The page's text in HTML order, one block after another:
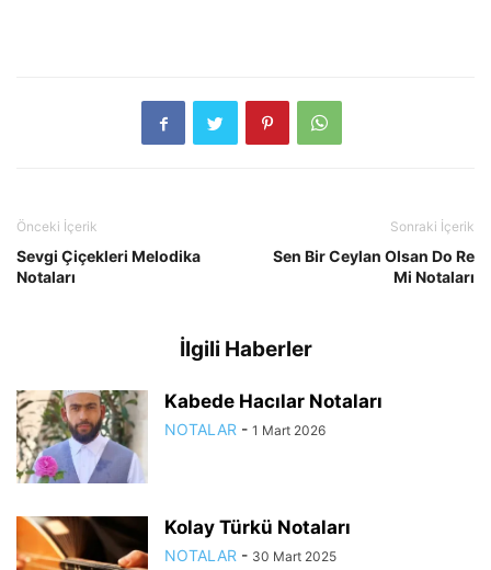
Önceki İçerik
Sevgi Çiçekleri Melodika
Notaları
Sonraki İçerik
Sen Bir Ceylan Olsan Do Re
Mi Notaları
İlgili Haberler
Kabede Hacılar Notaları
NOTALAR - 1 Mart 2026
Kolay Türkü Notaları
NOTALAR - 30 Mart 2025